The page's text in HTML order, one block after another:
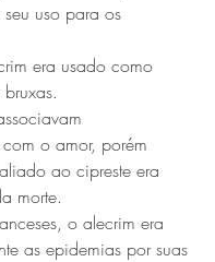
uso para os
era usado como
o amor, porém
ao cipreste era
morte.
o alecrim era
as epidemias por suas